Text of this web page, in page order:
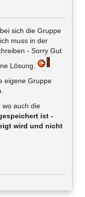
sich die Gruppe
muss in der
- Sorry Gut
Lösung.
eigene Gruppe
wo auch die
ist -
wird und nicht